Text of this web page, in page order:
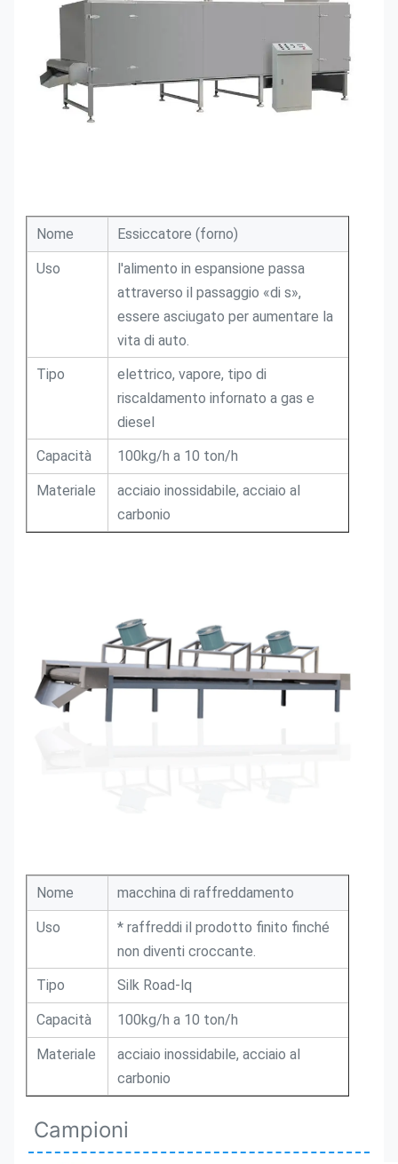
Nome Essiccatore (forno)
Uso
l'alimento in espansione passa
attraverso il passaggio «di s»,
essere asciugato per aumentare la
vita di auto.
Tipo
elettrico, vapore, tipo di
riscaldamento infornato a gas e
diesel
Capacità
100kg/h a 10 ton/h
Materiale
acciaio inossidabile, acciaio al
carbonio
Nome macchina di raffreddamento
Uso
* raffreddi il prodotto finito finché
non diventi croccante.
Tipo
Silk Road-lq
Capacità 100kg/h a 10 ton/h
Materiale
acciaio inossidabile, acciaio al
carbonio
Campioni